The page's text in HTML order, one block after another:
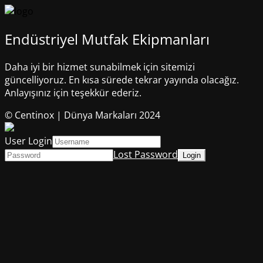
Endüstriyel Mutfak Ekipmanları
Daha iyi bir hizmet sunabilmek için sitemizi
güncelliyoruz. En kısa sürede tekrar yayında olacağız.
Anlayışınız için teşekkür ederiz.
© Centinox | Dünya Markaları 2024
User Login
Lost Password